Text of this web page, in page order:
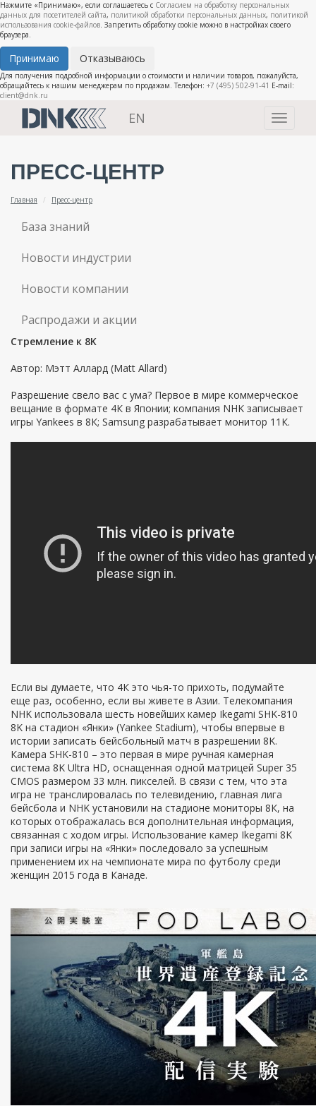
Нажмите «Принимаю», если соглашаетесь с Согласием на обработку персональных
данных для посетителей сайта, политикой обработки персональных данных, политикой
использования cookie-файлов. Запретить обработку cookie можно в настройках своего
браузера.
Принимаю Отказываюсь
Для получения подробной информации о стоимости и наличии товаров, пожалуйста,
обращайтесь к нашим менеджерам по продажам. Телефон: +7 (495) 502-91-41 E-mail:
client@dnk.ru
Toggle
EN
ПРЕСС-ЦЕНТР
Главная Пресс-центр
База знаний
Новости индустрии
Новости компании
Распродажи и акции
Стремление к 8K
Автор: Мэтт Аллард (Matt Allard)
Разрешение свело вас с ума? Первое в мире коммерческое
вещание в формате 4К в Японии; компания NHK записывает
игры Yankees в 8К; Samsung разрабатывает монитор 11К.
Если вы думаете, что 4К это чья-то прихоть, подумайте
еще раз, особенно, если вы живете в Азии. Телекомпания
NHK использовала шесть новейших камер Ikegami SHK-810
8K на стадион «Янки» (Yankee Stadium), чтобы впервые в
истории записать бейсбольный матч в разрешении 8K.
Камера SHK-810 – это первая в мире ручная камерная
система 8K Ultra HD, оснащенная одной матрицей Super 35
CMOS размером 33 млн. пикселей. В связи с тем, что эта
игра не транслировалась по телевидению, главная лига
бейсбола и NHK установили на стадионе мониторы 8К, на
которых отображалась вся дополнительная информация,
связанная с ходом игры. Использование камер Ikegami 8K
при записи игры на «Янки» последовало за успешным
применением их на чемпионате мира по футболу среди
женщин 2015 года в Канаде.